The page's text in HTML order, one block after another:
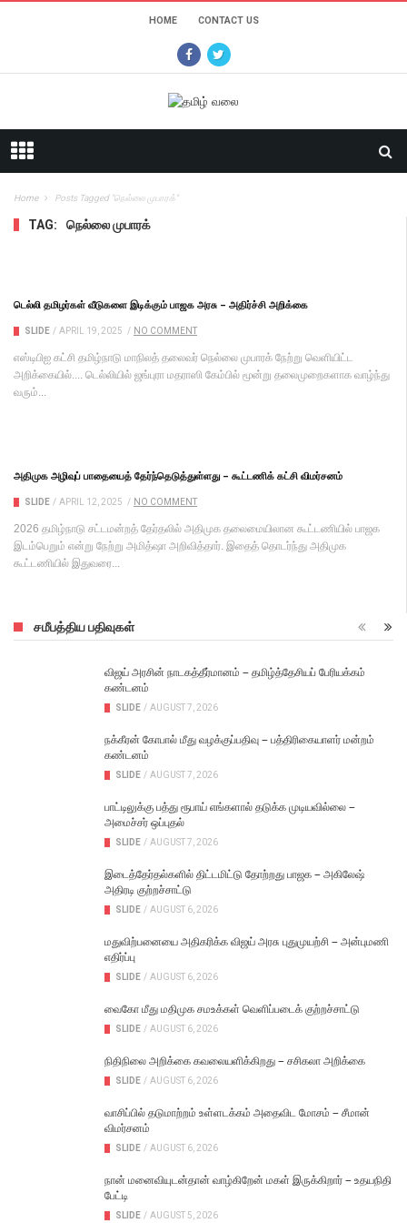
HOME CONTACT US
Home Posts Tagged "நெல்லை முபாரக்"
TAG: நெல்லை முபாரக்
டெல்லி தமிழர்கள் வீடுகளை இடிக்கும் பாஜக அரசு – அதிர்ச்சி அறிக்கை
SLIDE / APRIL 19, 2025 / NO COMMENT
எஸ்டிபிஐ கட்சி தமிழ்நாடு மாநிலத் தலைவர் நெல்லை முபாரக் நேற்று வெளியிட்ட
அறிக்கையில்.... டெல்லியில் ஜங்புரா மதராஸி கேம்பில் மூன்று தலைமுறைகளாக வாழ்ந்து
வரும்...
அதிமுக அழிவுப் பாதையைத் தேர்ந்தெடுத்துள்ளது – கூட்டணிக் கட்சி விமர்சனம்
SLIDE / APRIL 12, 2025 / NO COMMENT
2026 தமிழ்நாடு சட்டமன்றத் தேர்தலில் அதிமுக தலைமையிலான கூட்டணியில் பாஜக
இடம்பெறும் என்று நேற்று அமித்ஷா அறிவித்தார். இதைத் தொடர்ந்து அதிமுக
கூட்டணியில் இதுவரை...
சமீபத்திய பதிவுகள்
விஜய் அரசின் நாடகத்தீர்மானம் – தமிழ்த்தேசியப் பேரியக்கம்
கண்டனம்
SLIDE / AUGUST 7, 2026
நக்கீரன் கோபால் மீது வழக்குப்பதிவு – பத்திரிகையாளர் மன்றம்
கண்டனம்
SLIDE / AUGUST 7, 2026
பாட்டிலுக்கு பத்து ரூபாய் எங்களால் தடுக்க முடியவில்லை –
அமைச்சர் ஒப்புதல்
SLIDE / AUGUST 7, 2026
இடைத்தேர்தல்களில் திட்டமிட்டு தோற்றது பாஜக – அகிலேஷ்
அதிரடி குற்றச்சாட்டு
SLIDE / AUGUST 6, 2026
மதுவிற்பனையை அதிகரிக்க விஜய் அரசு புதுமுயற்சி – அன்புமணி
எதிர்ப்பு
SLIDE / AUGUST 6, 2026
வைகோ மீது மதிமுக சமஉக்கள் வெளிப்படைக் குற்றச்சாட்டு
SLIDE / AUGUST 6, 2026
நிதிநிலை அறிக்கை கவலையளிக்கிறது – சசிகலா அறிக்கை
SLIDE / AUGUST 6, 2026
வாசிப்பில் தடுமாற்றம் உள்ளடக்கம் அதைவிட மோசம் – சீமான்
விமர்சனம்
SLIDE / AUGUST 6, 2026
நான் மனைவியுடன்தான் வாழ்கிறேன் மகள் இருக்கிறார் – உதயநிதி
பேட்டி
SLIDE / AUGUST 5, 2026